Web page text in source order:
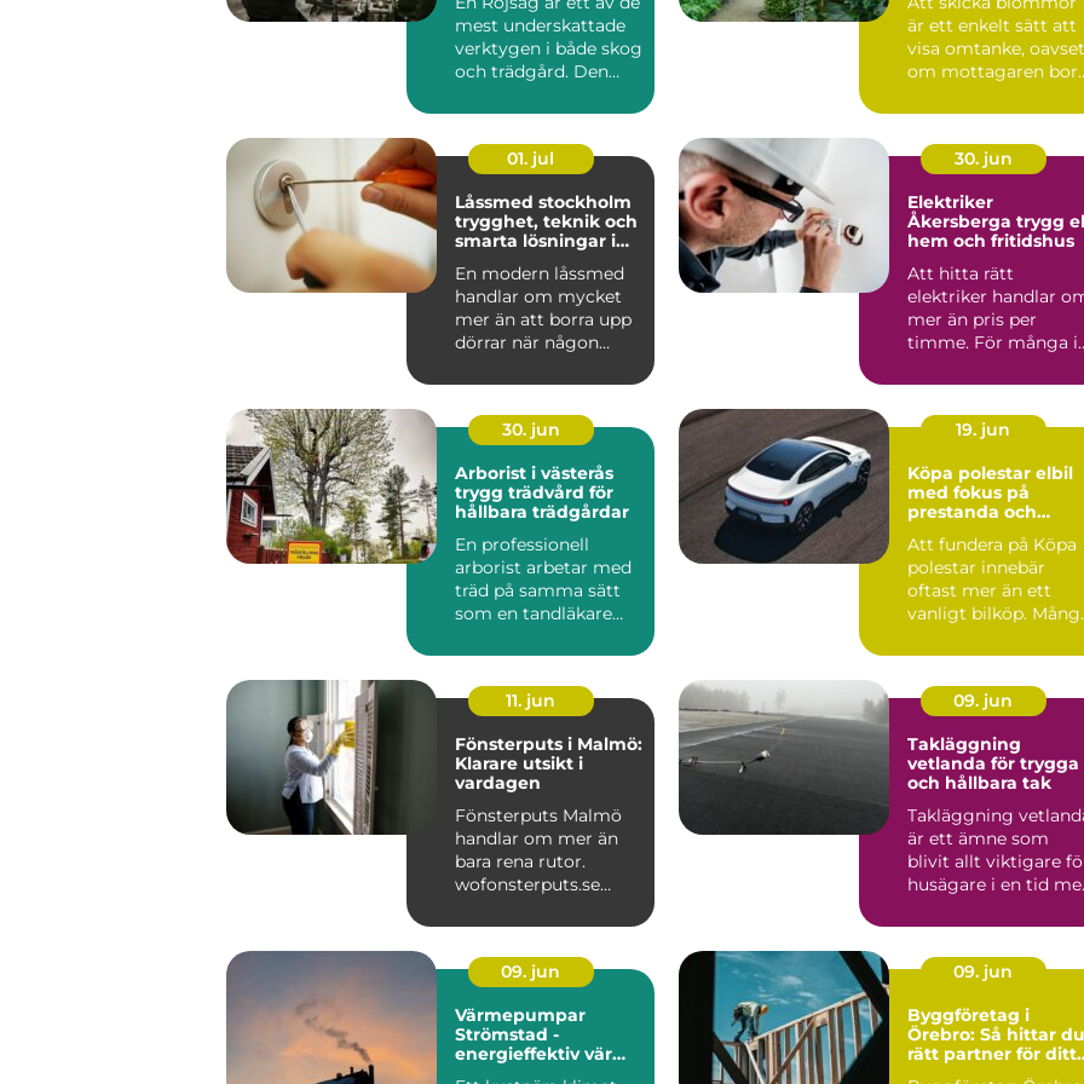
mest underskattade
verktygen i både skog
och trädgård. Den
är ett enkelt sätt att
visa omtanke,
om mottagaren bor
01. jul
Låssmed stockholm
trygghet, teknik och
smarta lösningar i
En modern låssmed
handlar om mycket
mer än att borra upp
dörrar när någon
arbe...
30. jun
Elektriker
Åkersberga trygg el i
hem och fritidshus
Att hitta rätt
elektriker handlar
mer än pris per
timme. För många i
förutsät...
30. jun
Arborist i västerås
trygg trädvård för
hållbara trädgårdar
En professionell
arborist arbetar med
träd på samma sätt
som en tandläkare
tid...
19. jun
Köpa polestar elbil
med fokus på
prestanda och
Att fundera på Köpa
polestar innebär
oftast mer än ett
vanligt bilköp.
...
11. jun
Fönsterputs i Malmö:
Klarare utsikt i
vardagen
Fönsterputs Malmö
handlar om mer än
bara rena rutor.
wofonsterputs.se
09. jun
Takläggning
vetlanda för trygga
och hållbara tak
Takläggning
är ett ämne som
blivit allt viktigare
husägare i en tid
09. jun
Värmepumpar
Strömstad -
energieffektiv värme
09. jun
Byggföretag i
Örebro: Så hittar du
rätt partner för ditt